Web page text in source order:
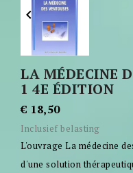

LA MÉDECINE
1 4E ÉDITION
€ 18,50
Inclusief belasting
L'ouvrage La médecine
d'une solution